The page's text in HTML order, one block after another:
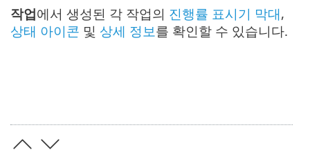
작업에서 생성된 각 작업의 진행률 표시기 막대,
상태 아이콘 및 상세 정보를 확인할 수 있습니다.